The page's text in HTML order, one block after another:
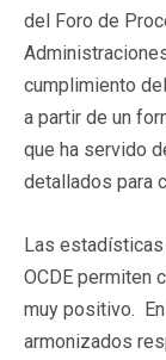
del Foro de
cumplimiento
a partir de un
que ha servido
detallados para
Las
OCDE permiten
muy positivo.
armonizados